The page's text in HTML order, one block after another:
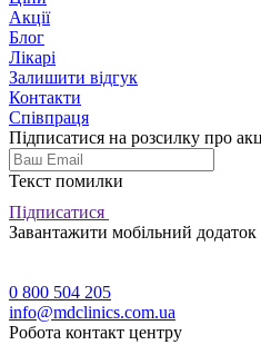
Акції
Блог
Лікарі
Залишити відгук
Контакти
Співпраця
Підписатися на розсилку про
Текст помилки
Підписатися
Завантажити мобільний додаток
0 800 504 205
info@mdclinics.com.ua
Робота контакт центру